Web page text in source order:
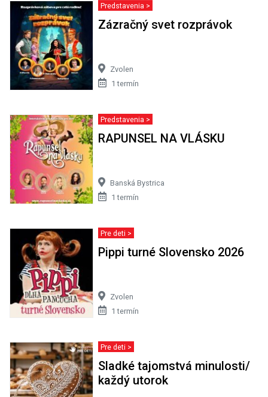
Predstavenia >
Zázračný svet rozprávok
Zvolen
1 termín
Predstavenia >
RAPUNSEL NA VLÁSKU
Banská Bystrica
1 termín
Pre deti >
Pippi turné Slovensko 2026
Zvolen
1 termín
Pre deti >
Sladké tajomstvá minulosti/
každý utorok